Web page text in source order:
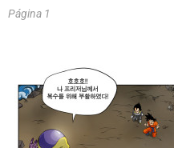
Página 1